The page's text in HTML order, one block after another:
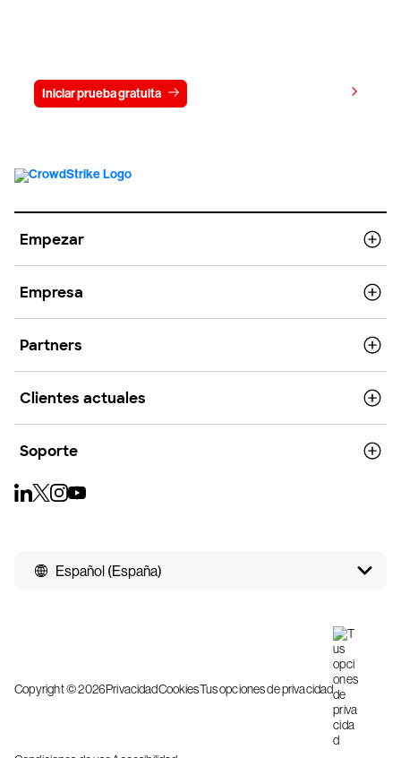
Iniciar prueba gratuita
Empezar
Empresa
Partners
Clientes actuales
Soporte
Español (España)
Copyright © 2026PrivacidadCookiesTus opciones de privacidad